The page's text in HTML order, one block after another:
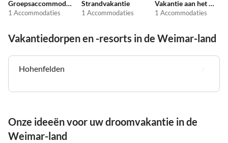
Groepsaccommodatie
1 Accommodaties
Strandvakantie
1 Accommodaties
Vakantie aan het meer
1 Accommodaties
Vakantiedorpen en -resorts in de Weimar-land
Hohenfelden
Onze ideeën voor uw droomvakantie in de
Weimar-land